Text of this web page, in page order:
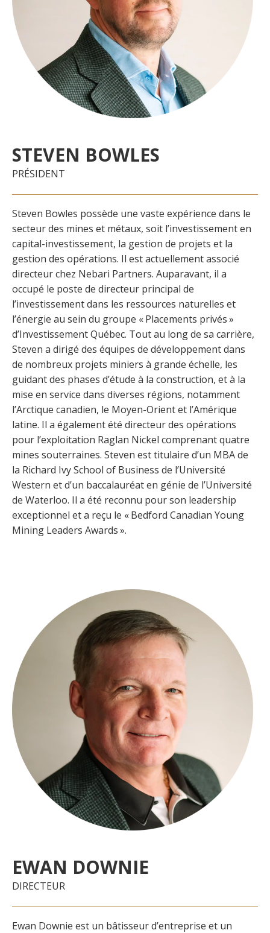
STEVEN BOWLES
PRÉSIDENT
Steven Bowles possède une vaste expérience dans le
secteur des mines et métaux, soit l’investissement en
capital-investissement, la gestion de projets et la
gestion des opérations. Il est actuellement associé
directeur chez Nebari Partners. Auparavant, il a
occupé le poste de directeur principal de
l’investissement dans les ressources naturelles et
l’énergie au sein du groupe « Placements privés »
d’Investissement Québec. Tout au long de sa carrière,
Steven a dirigé des équipes de développement dans
de nombreux projets miniers à grande échelle, les
guidant des phases d’étude à la construction, et à la
mise en service dans diverses régions, notamment
l’Arctique canadien, le Moyen-Orient et l’Amérique
latine. Il a également été directeur des opérations
pour l’exploitation Raglan Nickel comprenant quatre
mines souterraines. Steven est titulaire d’un MBA de
la Richard Ivy School of Business de l’Université
Western et d’un baccalauréat en génie de l’Université
de Waterloo. Il a été reconnu pour son leadership
exceptionnel et a reçu le « Bedford Canadian Young
Mining Leaders Awards ».
EWAN DOWNIE
DIRECTEUR
Ewan Downie est un bâtisseur d’entreprise et un